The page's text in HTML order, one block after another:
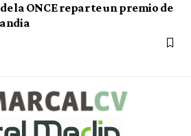
la ONCE reparte un premio de